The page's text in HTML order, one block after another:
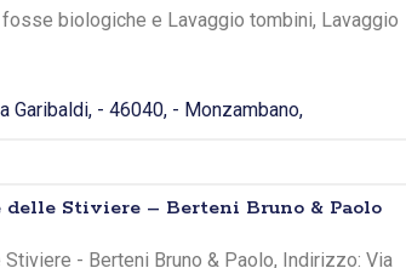
biologiche e Lavaggio tombini, Lavaggio
Garibaldi, - 46040, - Monzambano,
Stiviere – Berteni Bruno & Paolo
- Berteni Bruno & Paolo, Indirizzo: Via